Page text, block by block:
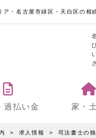
・名古屋市緑区・天白区の相
過払い金 家・
求人情報 司法書士の